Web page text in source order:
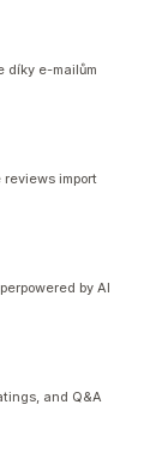
díky e-mailům
import
by AI
and Q&A